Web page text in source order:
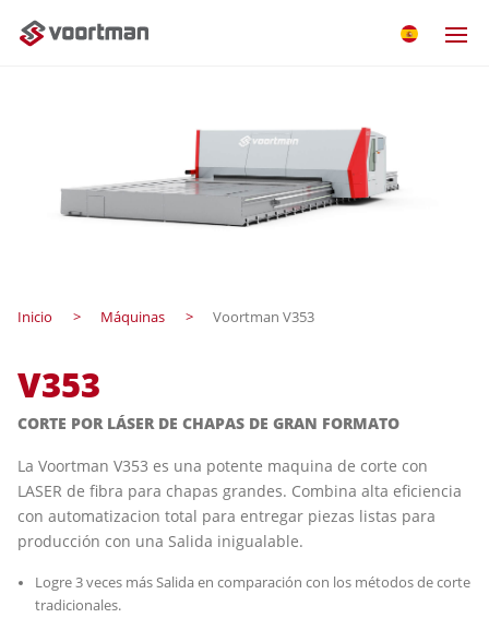
Inicio Máquinas Voortman V353
V353
CORTE POR LÁSER DE CHAPAS DE GRAN FORMATO
La Voortman V353 es una potente maquina de corte con
LASER de fibra para chapas grandes. Combina alta eficiencia
con automatizacion total para entregar piezas listas para
producción con una Salida inigualable.
Logre 3 veces más Salida en comparación con los métodos de corte
tradicionales.